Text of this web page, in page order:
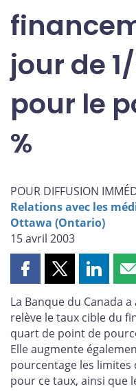
jour de
pour le
%
POUR DIFFUSION
Relations avec les
Ottawa (Ontario)
15 avril 2003
Partager
page
sur
Facebook
Partager
page
sur
X
Partager
page
sur
LinkedIn
La Banque du Canada
relève le taux cible du
quart de point de
Elle augmente
pourcentage les
pour ce taux, ainsi que